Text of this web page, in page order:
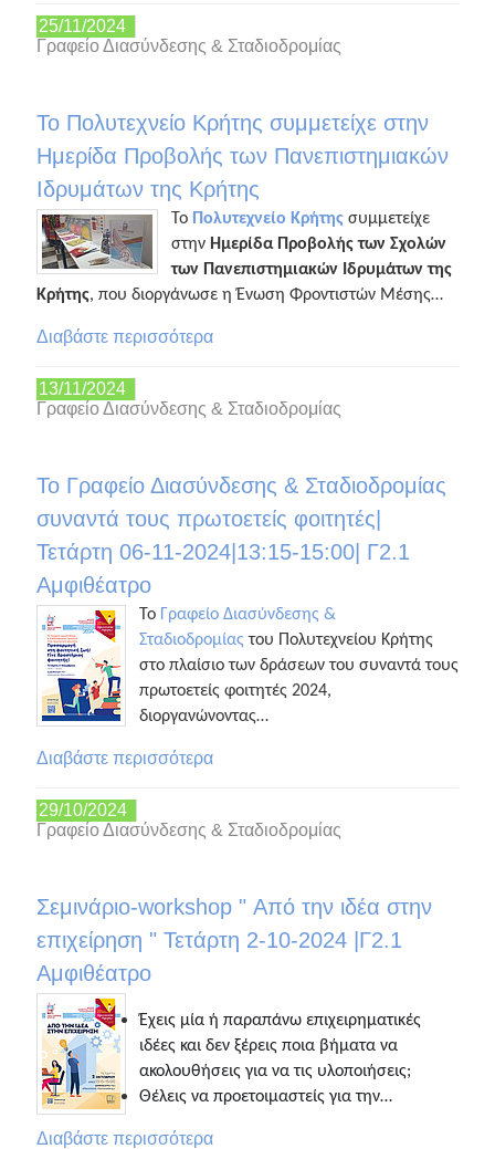
25/11/2024
Γραφείο Διασύνδεσης & Σταδιοδρομίας
Το Πολυτεχνείο Κρήτης συμμετείχε στην
Ημερίδα Προβολής των Πανεπιστημιακών
Ιδρυμάτων της Κρήτης
Το Πολυτεχνείο Κρήτηςσυμμετείχε
στην Ημερίδα Προβολής των Σχολών
των Πανεπιστημιακών Ιδρυμάτων της
Κρήτης, που διοργάνωσε η Ένωση Φροντιστών Μέσης…
Διαβάστε περισσότερα
13/11/2024
Γραφείο Διασύνδεσης & Σταδιοδρομίας
Το Γραφείο Διασύνδεσης & Σταδιοδρομίας
συναντά τους πρωτοετείς φοιτητές|
Τετάρτη 06-11-2024|13:15-15:00| Γ2.1
Αμφιθέατρο
Το
Γραφείο Διασύνδεσης &
Σταδιοδρομίας του Πολυτεχνείου Κρήτης
στο πλαίσιο των δράσεων του συναντά τους
πρωτοετείς φοιτητές 2024,
διοργανώνοντας…
Διαβάστε περισσότερα
29/10/2024
Γραφείο Διασύνδεσης & Σταδιοδρομίας
Σεμινάριο-workshop " Από την ιδέα στην
επιχείρηση " Τετάρτη 2-10-2024 |Γ2.1
Αμφιθέατρο
Έχεις μία ή παραπάνω επιχειρηματικές
ιδέες και δεν ξέρεις ποια βήματα να
ακολουθήσεις για να τις υλοποιήσεις;
Θέλεις να προετοιμαστείς για την…
Διαβάστε περισσότερα